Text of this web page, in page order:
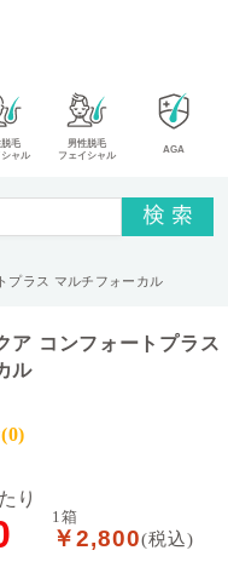
毛
シャル
男性脱毛
フェイシャル
AGA
プラス マルチフォーカル
ア コンフォートプラス
ル
り
1箱
￥2,800(税込)